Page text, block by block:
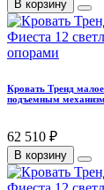
В корзину
Кровать Тренд
подъемным
62 510 ₽
В корзину